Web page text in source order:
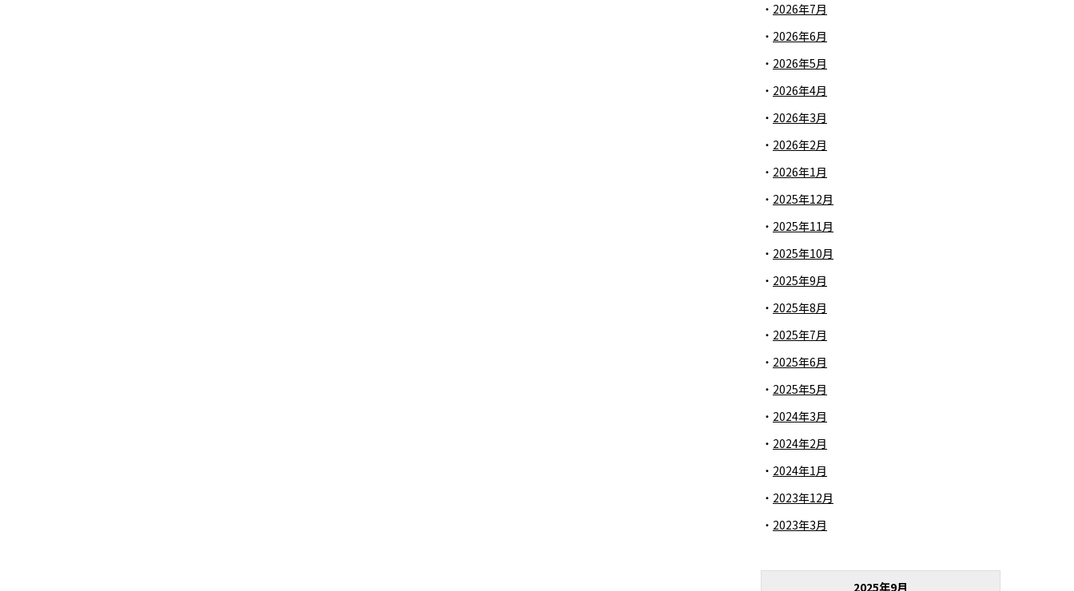
2026年7月
2026年6月
2026年5月
2026年4月
2026年3月
2026年2月
2026年1月
2025年12月
2025年11月
2025年10月
2025年9月
2025年8月
2025年7月
2025年6月
2025年5月
2024年3月
2024年2月
2024年1月
2023年12月
2023年3月
2025年9月